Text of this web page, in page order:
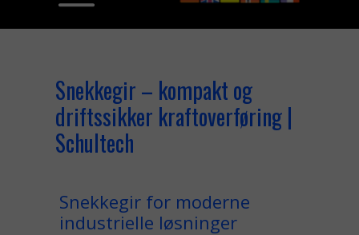
Snekkegir – kompakt og
driftssikker kraftoverføring |
Schultech
Snekkegir for moderne
industrielle løsninger